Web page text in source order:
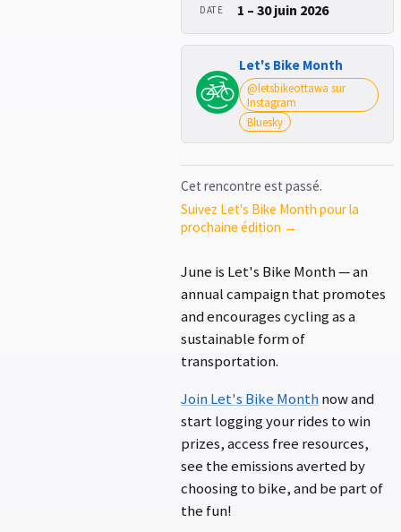
DATE 1 – 30 juin 2026
Let's Bike Month
@letsbikeottawa sur
Instagram
Bluesky
Cet rencontre est passé.
Suivez Let's Bike Month pour la
prochaine édition →
June is Let's Bike Month — an
annual campaign that promotes
and encourages cycling as a
sustainable form of
transportation.
Join Let's Bike Monthnow and
start logging your rides to win
prizes, access free resources,
see the emissions averted by
choosing to bike, and be part of
the fun!